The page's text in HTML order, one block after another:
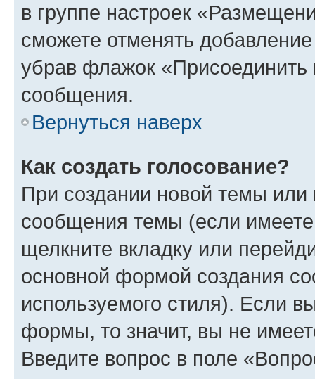
в группе настроек
сможете отменять
убрав флажок
сообщения.
Вернуться наверх
Как создать голосование?
При создании новой темы или
сообщения темы (если
щелкните вкладку или
основной формой создания
используемого стиля). Если
формы, то значит, вы не
Введите вопрос в поле